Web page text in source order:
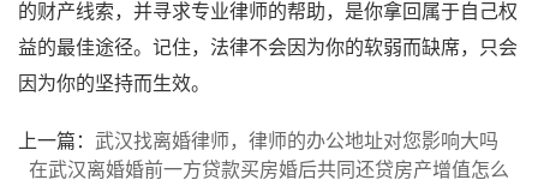
的财产线索，并寻求专业律师的帮助，是你拿回属于自己权
益的最佳途径。记住，法律不会因为你的软弱而缺席，只会
因为你的坚持而生效。
上一篇： 武汉找离婚律师，律师的办公地址对您影响大吗
在武汉离婚婚前一方贷款买房婚后共同还贷房产增值怎么